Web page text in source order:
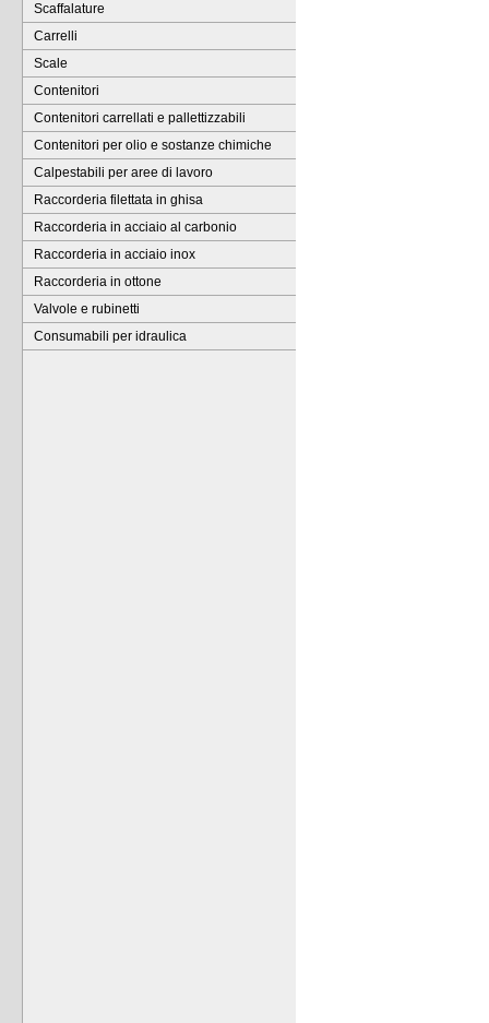
Scaffalature
Carrelli
Scale
Contenitori
Contenitori carrellati e pallettizzabili
Contenitori per olio e sostanze chimiche
Calpestabili per aree di lavoro
Raccorderia filettata in ghisa
Raccorderia in acciaio al carbonio
Raccorderia in acciaio inox
Raccorderia in ottone
Valvole e rubinetti
Consumabili per idraulica